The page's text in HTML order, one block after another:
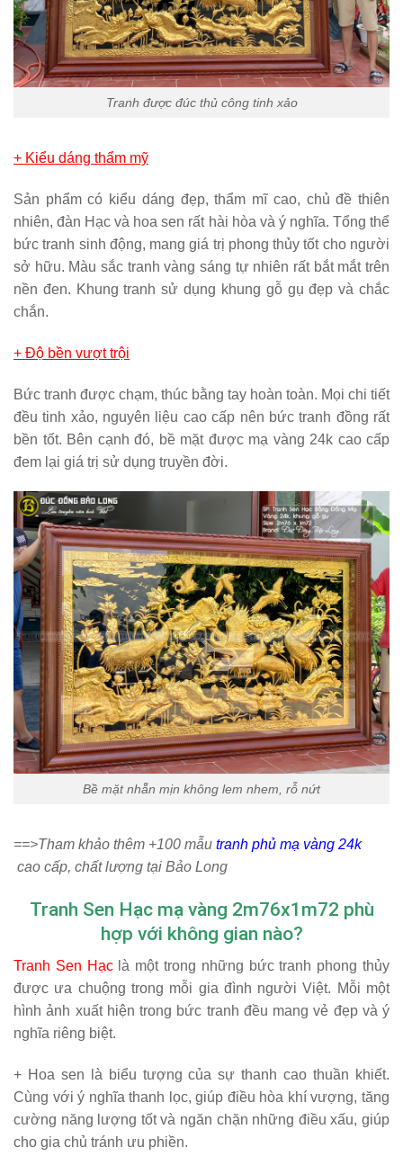
Tranh được đúc thủ công tinh xảo
+ Kiểu dáng thẩm mỹ
Sản phẩm có kiểu dáng đẹp, thẩm mĩ cao, chủ đề thiên
nhiên, đàn Hạc và hoa sen rất hài hòa và ý nghĩa. Tổng thể
bức tranh sinh động, mang giá trị phong thủy tốt cho người
sở hữu. Màu sắc tranh vàng sáng tự nhiên rất bắt mắt trên
nền đen. Khung tranh sử dụng khung gỗ gụ đẹp và chắc
chắn.
+ Độ bền vượt trội
Bức tranh được chạm, thúc bằng tay hoàn toàn. Mọi chi tiết
đều tinh xảo, nguyên liệu cao cấp nên bức tranh đồng rất
bền tốt. Bên cạnh đó, bề mặt được mạ vàng 24k cao cấp
đem lại giá trị sử dụng truyền đời.
Bề mặt nhẵn mịn không lem nhem, rỗ nứt
==>Tham khảo thêm +100 mẫu tranh phủ mạ vàng 24k
cao cấp, chất lượng tại Bảo Long
Tranh Sen Hạc mạ vàng 2m76x1m72 phù
hợp với không gian nào?
Tranh Sen Hạc là một trong những bức tranh phong thủy
được ưa chuộng trong mỗi gia đình người Việt. Mỗi một
hình ảnh xuất hiện trong bức tranh đều mang vẻ đẹp và ý
nghĩa riêng biệt.
+ Hoa sen là biểu tượng của sự thanh cao thuần khiết.
Cùng với ý nghĩa thanh lọc, giúp điều hòa khí vượng, tăng
cường năng lượng tốt và ngăn chặn những điều xấu, giúp
cho gia chủ tránh ưu phiền.